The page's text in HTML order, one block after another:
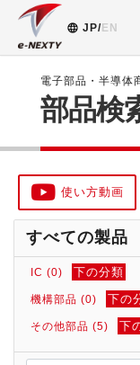
JP/ EN
電子部品・半導体
部品検
使い方動画
すべての製品
IC (0) 下の分類
機構部品 (0) 下の
その他部品 (5) 下